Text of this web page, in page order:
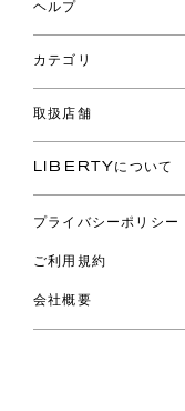
ロイヤリティプログラム
パスワード再設定
ショッピングバッグ
ヘルプ
お問い合わせ
よくあるご質問
ご利用ガイド
カテゴリ
コレクション
ファブリックス
バッグ
スカーフ
ウェア
ライフスタイル
スペシャル
取扱店舗
リバティ・ファブリックス
LIBERTYについて
プライバシーポリシー
ご利用規約
会社概要